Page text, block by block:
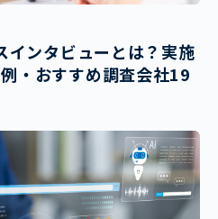
インタビューとは？実施
・おすすめ調査会社19